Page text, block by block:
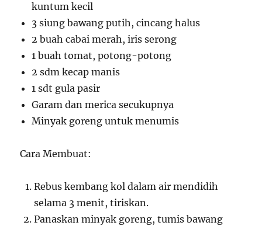
kuntum kecil
3 siung bawang putih, cincang halus
2 buah cabai merah, iris serong
1 buah tomat, potong-potong
2 sdm kecap manis
1 sdt gula pasir
Garam dan merica secukupnya
Minyak goreng untuk menumis
Cara Membuat:
Rebus kembang kol dalam air mendidih
selama 3 menit, tiriskan.
Panaskan minyak goreng, tumis bawang